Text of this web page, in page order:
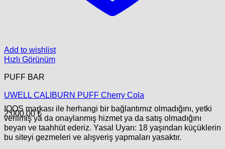
Add to wishlist
Hızlı Görünüm
PUFF BAR
UWELL CALIBURN PUFF Cherry Cola
2,000.00₺
IQOS markası ile herhangi bir bağlantımız olmadığını, yetki
verilmiş ya da onaylanmış hizmet ya da satış olmadığını
beyan ve taahhüt ederiz. Yasal Uyarı: 18 yaşından küçüklerin
bu siteyi gezmeleri ve alışveriş yapmaları yasaktır.